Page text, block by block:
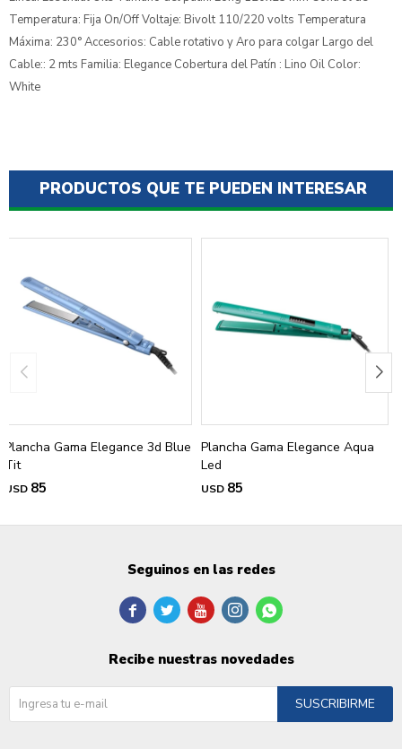
Temperatura: Fija On/Off Voltaje: Bivolt 110/220 volts Temperatura
Máxima: 230° Accesorios: Cable rotativo y Aro para colgar Largo del
Cable:: 2 mts Familia: Elegance Cobertura del Patín : Lino Oil Color:
White
PRODUCTOS QUE TE PUEDEN INTERESAR
Plancha Gama Elegance 3d Blue
Tit
USD 85
Plancha Gama Elegance Aqua
Led
USD 85
Seguinos en las redes
    
Recibe nuestras novedades
SUSCRIBIRME